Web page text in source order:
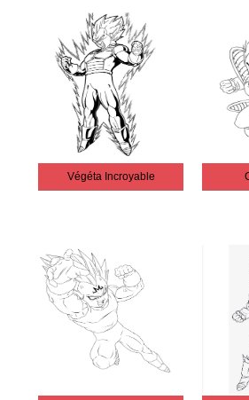
Végéta Incroyable